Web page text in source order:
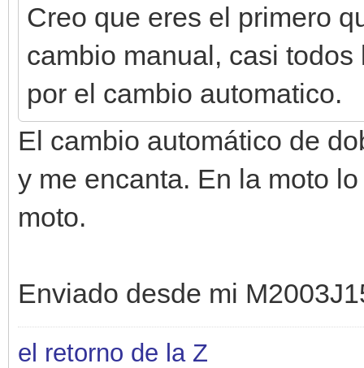
Creo que eres el primero
cambio manual, casi
por el cambio automatico.
El cambio automático de
y me encanta. En la moto
moto.
Enviado desde mi
el retorno de la Z